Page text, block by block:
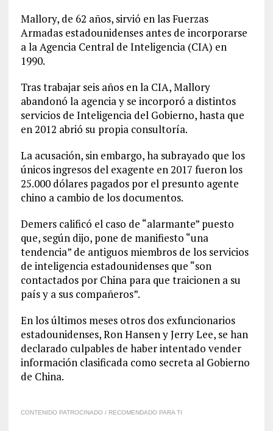
Mallory, de 62 años, sirvió en las Fuerzas
Armadas estadounidenses antes de incorporarse
a la Agencia Central de Inteligencia (CIA) en
1990.
Tras trabajar seis años en la CIA, Mallory
abandonó la agencia y se incorporó a distintos
servicios de Inteligencia del Gobierno, hasta que
en 2012 abrió su propia consultoría.
La acusación, sin embargo, ha subrayado que los
únicos ingresos del exagente en 2017 fueron los
25.000 dólares pagados por el presunto agente
chino a cambio de los documentos.
Demers calificó el caso de “alarmante” puesto
que, según dijo, pone de manifiesto “una
tendencia” de antiguos miembros de los servicios
de inteligencia estadounidenses que “son
contactados por China para que traicionen a su
país y a sus compañeros”.
En los últimos meses otros dos exfuncionarios
estadounidenses, Ron Hansen y Jerry Lee, se han
declarado culpables de haber intentado vender
información clasificada como secreta al Gobierno
de China.
CONTENIDO PATROCINADO / RECOMENDADO PARA TI